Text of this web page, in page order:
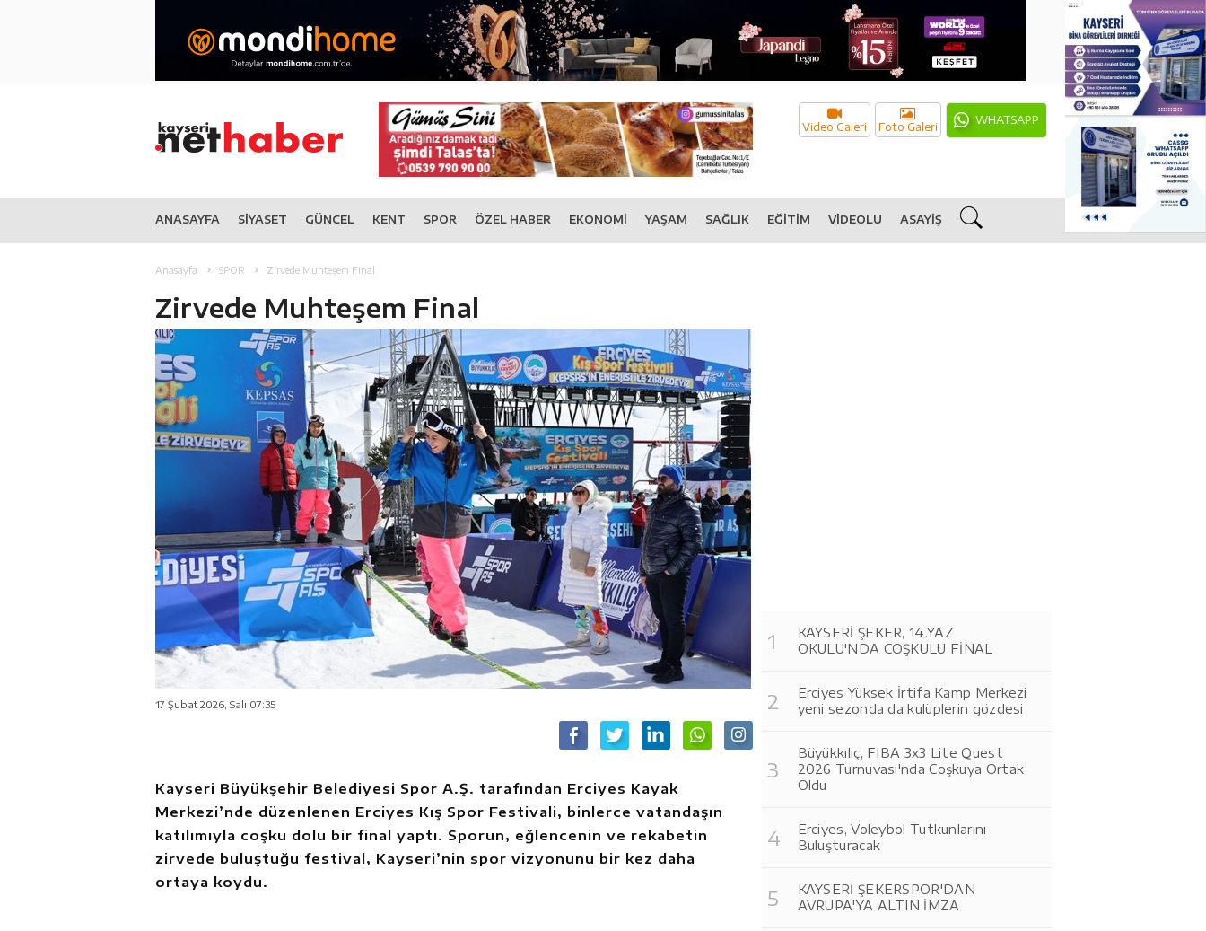
WHATSAPP
Foto Galeri
Video Galeri
ANASAYFA SİYASET GÜNCEL KENT SPOR ÖZEL HABER EKONOMİ YAŞAM SAĞLIK EĞİTİM VİDEOLU ASAYİŞ
Anasayfa SPOR Zirvede Muhteşem Final
Zirvede Muhteşem Final
17 Şubat 2026, Salı 07:35
Kayseri Büyükşehir Belediyesi Spor A.Ş. tarafından Erciyes Kayak
Merkezi’nde düzenlenen Erciyes Kış Spor Festivali, binlerce vatandaşın
katılımıyla coşku dolu bir final yaptı. Sporun, eğlencenin ve rekabetin
zirvede buluştuğu festival, Kayseri’nin spor vizyonunu bir kez daha
ortaya koydu.
KAYSERİ ŞEKER, 14.YAZ
OKULU'NDA COŞKULU FİNAL
Erciyes Yüksek İrtifa Kamp Merkezi
yeni sezonda da kulüplerin gözdesi
Büyükkılıç, FIBA 3x3 Lite Quest
2026 Turnuvası'nda Coşkuya Ortak
Oldu
Erciyes, Voleybol Tutkunlarını
Buluşturacak
KAYSERİ ŞEKERSPOR'DAN
AVRUPA'YA ALTIN İMZA